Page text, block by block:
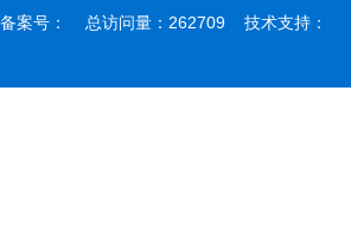
备案号： 总访问量：262709 技术支持：